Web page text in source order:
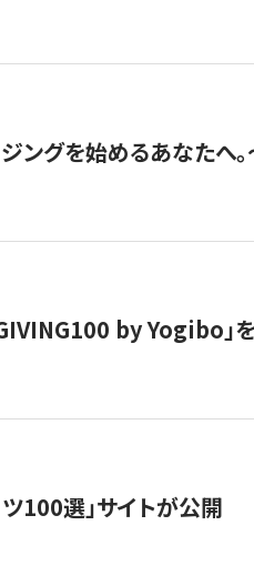
ジングを始めるあなたへ
by Yogibo」
100選」サイトが公開